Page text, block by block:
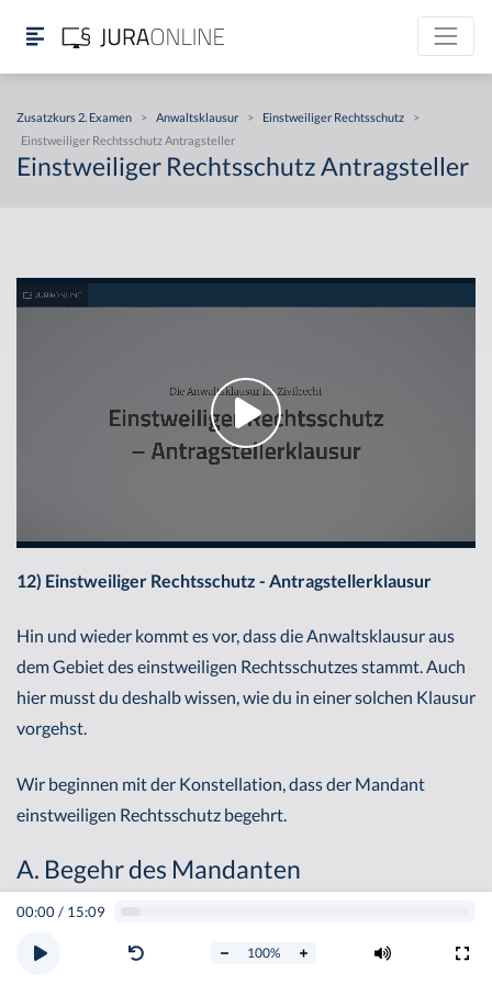
Zusatzkurs 2. Examen > Anwaltsklausur > Einstweiliger Rechtsschutz
>
Einstweiliger Rechtsschutz Antragsteller
Einstweiliger Rechtsschutz Antragsteller
00:00/ 15:09
100%
12) Einstweiliger Rechtsschutz - Antragstellerklausur
Hin und wieder kommt es vor, dass die Anwaltsklausur aus
dem Gebiet des einstweiligen Rechtsschutzes stammt. Auch
hier musst du deshalb wissen, wie du in einer solchen Klausur
vorgehst.
Wir beginnen mit der Konstellation, dass der Mandant
einstweiligen Rechtsschutz begehrt.
A. Begehr des Mandanten
Im einstweiligen Rechtsschutz geht es dem Mandanten
darum, dass schnell die erforderlichen Schritte eingeleitet